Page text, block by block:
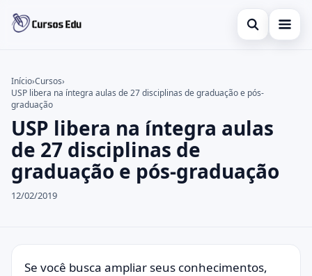
Abrir busca
Inglês
Idiomas
espanhol
Buscar no site
Buscar por:
Pressione Enter para buscar ou ESC para fechar.
Início›Cursos›
USP libera na íntegra aulas de 27 disciplinas de graduação e pós-
graduação
USP libera na íntegra aulas
de 27 disciplinas de
graduação e pós-graduação
12/02/2019
Se você busca ampliar seus conhecimentos,